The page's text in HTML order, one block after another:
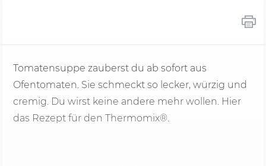
Tomatensuppe zauberst du ab sofort aus
Ofentomaten. Sie schmeckt so lecker, würzig und
cremig. Du wirst keine andere mehr wollen. Hier
das Rezept für den Thermomix®.